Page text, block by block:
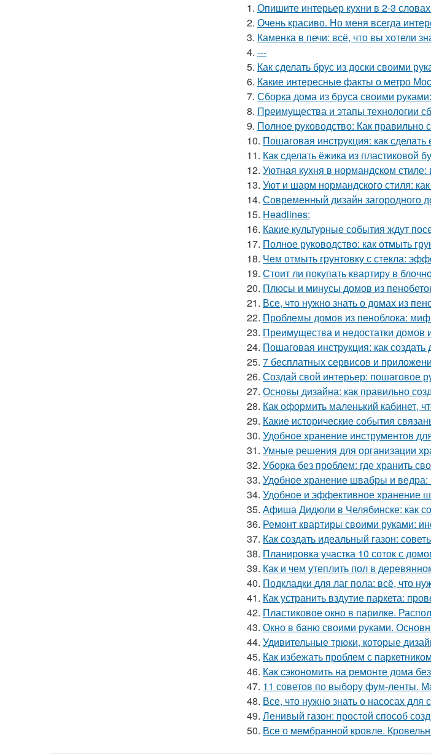
1. Опишите интерьер кухни в 2-3
2. Очень красиво. Но меня всегда
3. Каменка в печи: всё, что вы хотели
4. ---
5. Как сделать брус из доски своими
6. Какие интересные факты о метро
7. Сборка дома из бруса своими
8. Преимущества и этапы технологии
9. Полное руководство: Как правильно
10. Пошаговая инструкция: как
11. Как сделать ёжика из пластиковой
12. Уютная кухня в нормандском
13. Уют и шарм нормандского стиля:
14. Современный дизайн загородного
15. Headlines:
16. Какие культурные события ждут
17. Полное руководство: как отмыть
18. Чем отмыть грунтовку с стекла:
19. Стоит ли покупать квартиру в
20. Плюсы и минусы домов из
21. Все, что нужно знать о домах из
22. Проблемы домов из пеноблока:
23. Преимущества и недостатки домов
24. Пошаговая инструкция: как
25. 7 бесплатных сервисов и
26. Создай свой интерьер: пошаговое
27. Основы дизайна: как правильно
28. Как оформить маленький кабинет,
29. Какие исторические события
30. Удобное хранение инструментов
31. Умные решения для организации
32. Уборка без проблем: где хранить
33. Удобное хранение швабры и ведра:
34. Удобное и эффективное хранение
35. Афиша Дидюли в Челябинске: как
36. Ремонт квартиры своими руками:
37. Как создать идеальный газон:
38. Планировка участка 10 соток с
39. Как и чем утеплить пол в
40. Подкладки для лаг пола: всё, что
41. Как устранить вздутие паркета:
42. Пластиковое окно в парилке.
43. Окно в баню своими руками.
44. Удивительные трюки, которые
45. Как избежать проблем с
46. Как сэкономить на ремонте дома
47. 11 советов по выбору фум-ленты.
48. Все, что нужно знать о насосах для
49. Ленивый газон: простой способ
50. Все о мембранной кровле.